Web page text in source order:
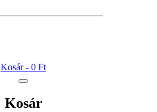
Kosár - 0 Ft
Kosár